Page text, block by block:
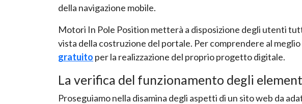
della navigazione mobile.
Motori In Pole Position metterà a disposizione degli utenti
vista della costruzione del portale. Per comprendere al
gratuito per la realizzazione del proprio progetto digitale.
La verifica del funzionamento degli
Proseguiamo nella disamina degli aspetti di un sito web da